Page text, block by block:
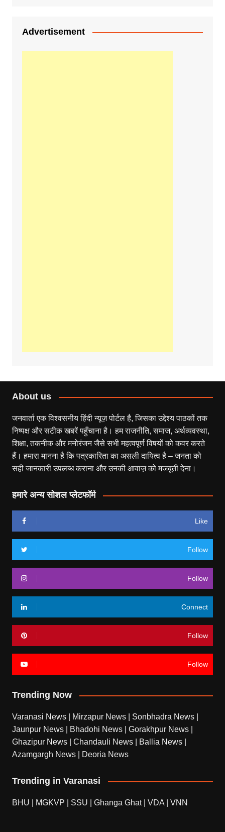
Advertisement
About us
जनवार्ता एक विश्वसनीय हिंदी न्यूज़ पोर्टल है, जिसका उद्देश्य पाठकों तक
निष्पक्ष और सटीक खबरें पहुँचाना है। हम राजनीति, समाज, अर्थव्यवस्था,
शिक्षा, तकनीक और मनोरंजन जैसे सभी महत्वपूर्ण विषयों को कवर करते
हैं। हमारा मानना है कि पत्रकारिता का असली दायित्व है – जनता को
सही जानकारी उपलब्ध कराना और उनकी आवाज़ को मजबूती देना।
हमारे अन्य सोशल प्लेटफॉर्म
Like
Follow
Follow
Connect
Follow
Follow
Trending Now
Varanasi News Mirzapur News Sonbhadra News
Jaunpur News
Bhadohi News Gorakhpur News
Ghazipur News
Chandauli News Ballia News
Azamgargh News
Deoria News
Trending in Varanasi
BHU MGKVP SSU Ghanga Ghat| VDA VNN